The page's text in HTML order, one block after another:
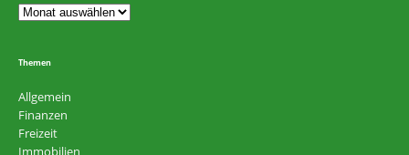
Themen
Allgemein
Finanzen
Freizeit